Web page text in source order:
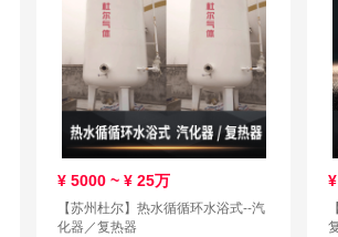
¥ 5000 ~ ¥ 25万
【苏州杜尔】热水循循环水浴式--汽
化器／复热器
¥